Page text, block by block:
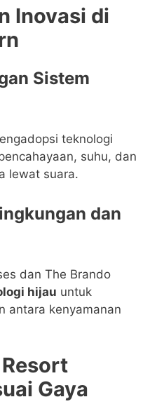
Inovasi di
Sistem
teknologi
suhu, dan
lewat suara.
dan
dan The Brando
hijau untuk
antara kenyamanan
Gaya